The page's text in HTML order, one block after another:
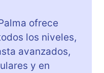
ofrece
los niveles,
avanzados,
y en